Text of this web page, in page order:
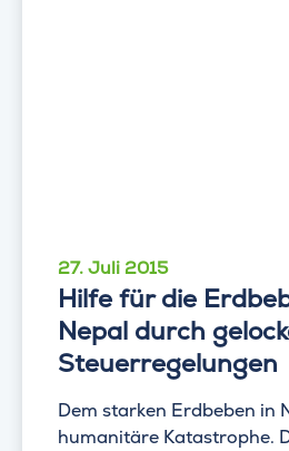
27. Juli 2015
Hilfe für die
Nepal durch
Steuerregelungen
Dem starken Erdbeben in
humanitäre Katastrophe.